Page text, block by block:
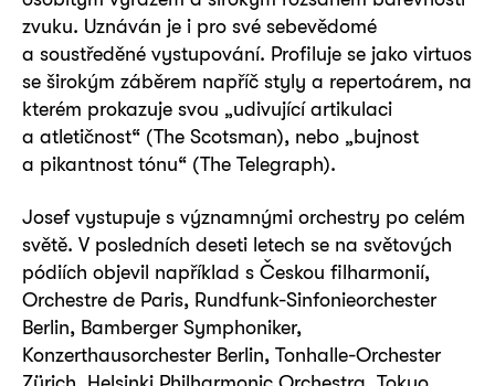
zvuku. Uznáván je i pro své sebevědomé
a soustředěné vystupování. Profiluje se jako virtuos
se širokým záběrem napříč styly a repertoárem, na
kterém prokazuje svou „udivující artikulaci
a atletičnost“ (The Scotsman), nebo „bujnost
a pikantnost tónu“ (The Telegraph).
Josef vystupuje s významnými orchestry po celém
světě. V posledních deseti letech se na světových
pódiích objevil například s Českou filharmonií,
Orchestre de Paris, Rundfunk-Sinfonieorchester
Berlin, Bamberger Symphoniker,
Konzerthausorchester Berlin, Tonhalle-Orchester